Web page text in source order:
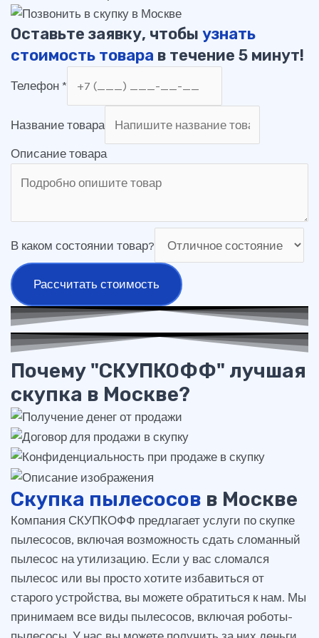
Оставьте заявку, чтобы узнать
стоимость товара в течение 5 минут!
Телефон *
Название товара
Описание товара
В каком состоянии товар?
Рассчитать стоимость
Почему "СКУПКОФФ" лучшая
скупка в Москве?
Скупка пылесосов в Москве
Компания СКУПКОФФ предлагает услуги по скупке
пылесосов, включая возможность сдать сломанный
пылесос на утилизацию. Если у вас сломался
пылесос или вы просто хотите избавиться от
старого устройства, вы можете обратиться к нам. Мы
принимаем все виды пылесосов, включая роботы-